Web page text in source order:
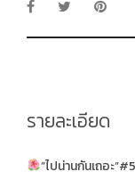
รายละเอียด
”ไปน่านกันเถอะ”#5